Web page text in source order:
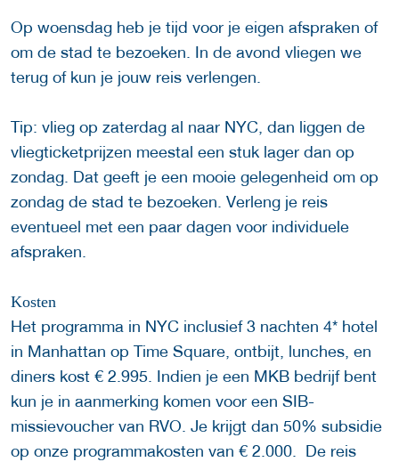
Op woensdag heb je tijd voor je eigen afspraken of
om de stad te bezoeken. In de avond vliegen we
terug of kun je jouw reis verlengen.
Tip: vlieg op zaterdag al naar NYC, dan liggen de
vliegticketprijzen meestal een stuk lager dan op
zondag. Dat geeft je een mooie gelegenheid om op
zondag de stad te bezoeken. Verleng je reis
eventueel met een paar dagen voor individuele
afspraken.
Kosten
Het programma in NYC inclusief 3 nachten 4* hotel
in Manhattan op Time Square, ontbijt, lunches, en
diners kost € 2.995. Indien je een MKB bedrijf bent
kun je in aanmerking komen voor een SIB-
missievoucher van RVO. Je krijgt dan 50% subsidie
op onze programmakosten van € 2.000. De reis